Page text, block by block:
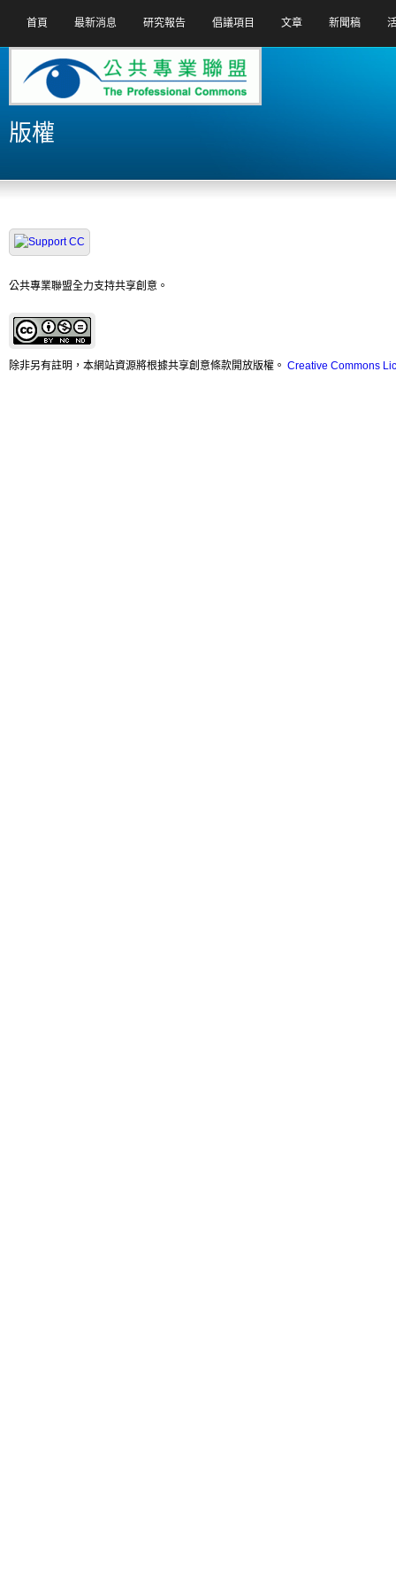
首頁 最新消息 研究報告 倡議項目 文章 新聞稿
版權
公共專業聯盟全力支持共享創意。
除非另有註明，本網站資源將根據共享創意條款開放版權。 Creative Commons